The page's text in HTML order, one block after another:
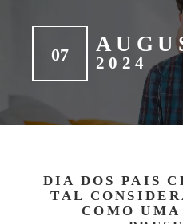
07 2024
DIA DOS PAIS
TAL
COMO UMA